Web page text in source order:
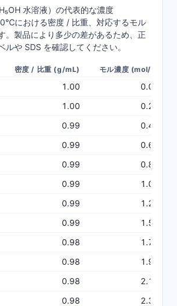
水溶液）の代表的な濃度
における密度 / 比重、対応するモル
。製品により多少の差があるため、正
ルや SDS を確認してください。
密度 / 比重 (g/mL) モル濃度 (mol/L)
1.00
0.00
1.00
0.22
0.99
0.43
0.99
0.65
0.99
0.86
0.99
1.07
0.99
1.29
0.99
1.50
0.98
1.71
0.98
1.92
0.98
2.13
0.98
2.34